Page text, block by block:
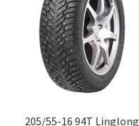
205/55-16 94T Linglong